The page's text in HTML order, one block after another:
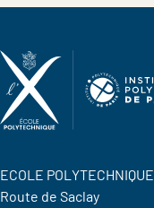
ECOLE POLYTECHNIQUE
Route de Saclay